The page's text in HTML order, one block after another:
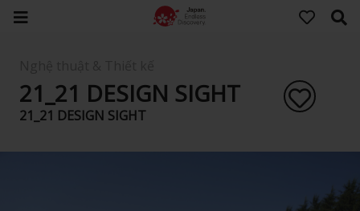
21_21 DESIGN SIGHT
21_21 DESIGN SIGHT